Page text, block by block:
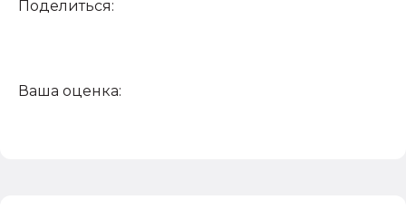
Поделиться:
Ваша оценка: